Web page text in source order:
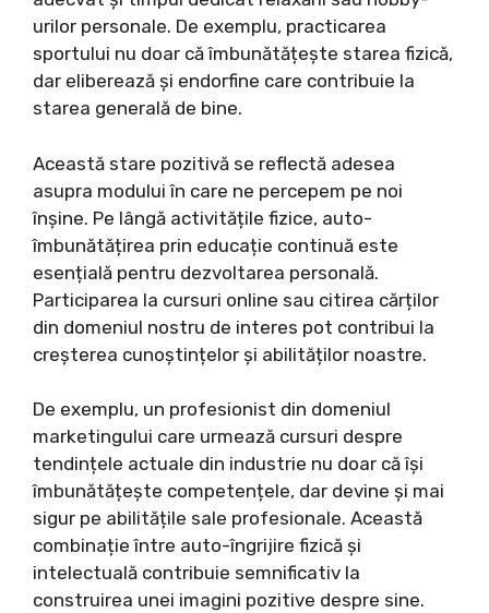
urilor personale. De exemplu, practicarea
sportului nu doar că îmbunătățește starea fizică,
dar eliberează și endorfine care contribuie la
starea generală de bine.
Această stare pozitivă se reflectă adesea
asupra modului în care ne percepem pe noi
înșine. Pe lângă activitățile fizice, auto-
îmbunătățirea prin educație continuă este
esențială pentru dezvoltarea personală.
Participarea la cursuri online sau citirea cărților
din domeniul nostru de interes pot contribui la
creșterea cunoștințelor și abilităților noastre.
De exemplu, un profesionist din domeniul
marketingului care urmează cursuri despre
tendințele actuale din industrie nu doar că își
îmbunătățește competențele, dar devine și mai
sigur pe abilitățile sale profesionale. Această
combinație între auto-îngrijire fizică și
intelectuală contribuie semnificativ la
construirea unei imagini pozitive despre sine.